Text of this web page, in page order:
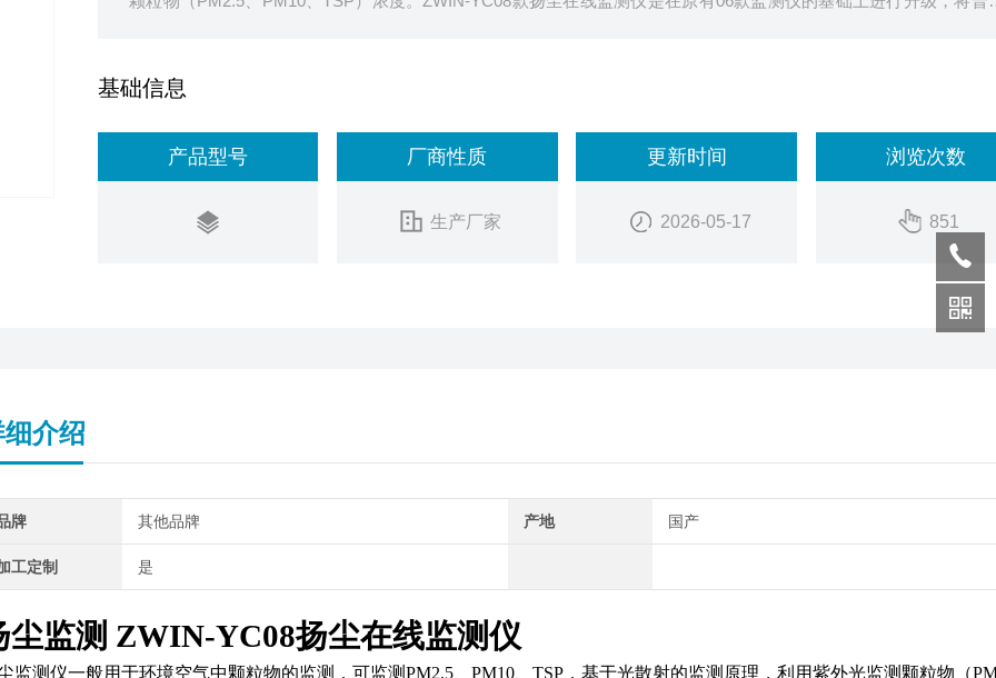
基础信息
产品型号 厂商性质
生产厂家
更新时间
2026-05-17
浏览次数
851
介绍
牌 其他品牌 产地 国产
工定制 是
尘监测 ZWIN-YC08扬尘在线监测仪
监测仪一般用于环境空气中颗粒物的监测，可监测PM2.5 PM10 TSP ，基于光散射的监测原理，利用紫外光监测颗粒物（